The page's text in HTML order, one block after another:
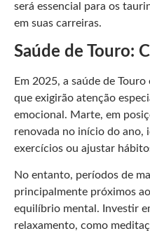
será essencial para os
em suas carreiras.
Saúde de Touro:
Em 2025, a saúde de
que exigirão atenção
emocional. Marte, em
renovada no início do ano,
exercícios ou ajustar
No entanto, períodos de
principalmente próximos
equilíbrio mental. Investir
relaxamento, como